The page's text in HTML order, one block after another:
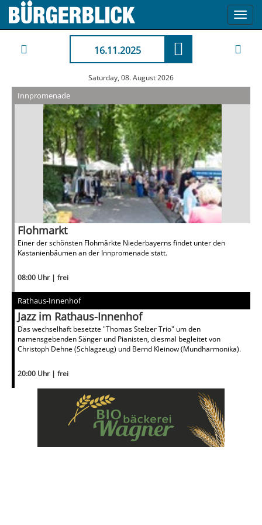
16.11.2025
Saturday, 08. August 2026
Innpromenade
Flohmarkt
Einer der schönsten Flohmärkte Niederbayerns findet unter den
Kastanienbäumen an der Innpromenade statt.
08:00 Uhr | frei
Rathaus-Innenhof
Jazz im Rathaus-Innenhof
Das wechselhaft besetzte "Thomas Stelzer Trio" um den
namensgebenden Sänger und Pianisten, diesmal begleitet von
Christoph Dehne (Schlagzeug) und Bernd Kleinow (Mundharmonika).
20:00 Uhr | frei